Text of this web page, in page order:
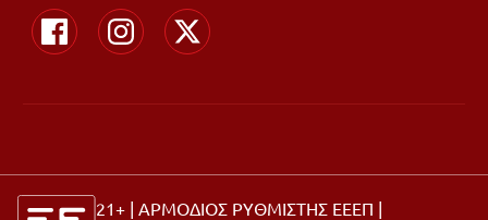
21+ | ΑΡΜΟΔΙΟΣ ΡΥΘΜΙΣΤΗΣ ΕΕΕΠ |